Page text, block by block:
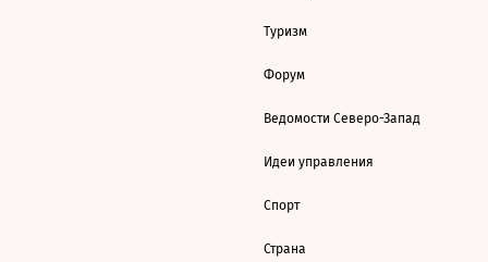
Туризм
Форум
Ведомости Северо-Запад
Идеи управления
Спорт
Страна